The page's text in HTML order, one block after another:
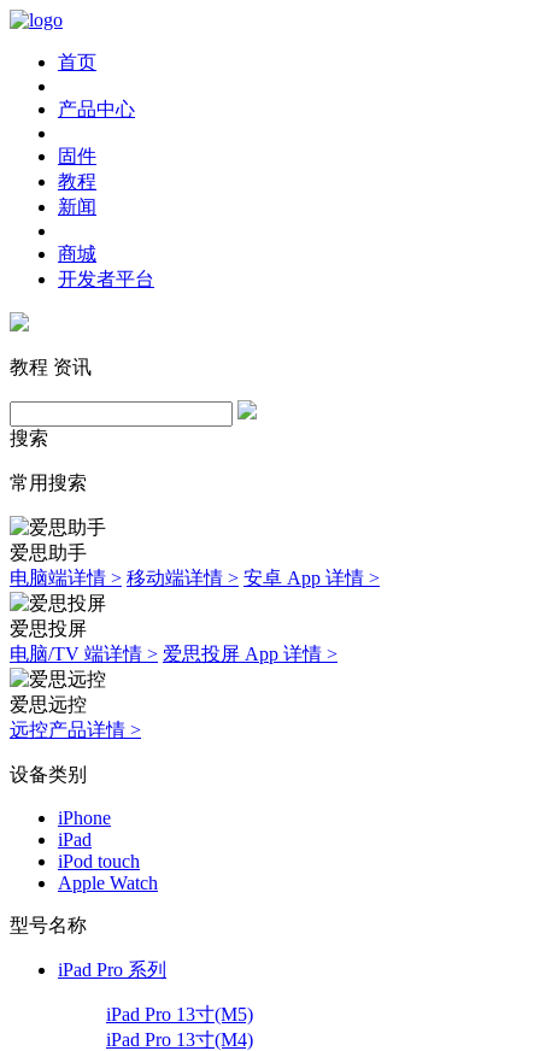
首页
产品中心
固件
教程
新闻
商城
开发者平台
教程 资讯
搜索
常用搜索
爱思助手
电脑端详情 > 移动端详情 > 安卓 App 详情 >
爱思投屏
电脑/TV 端详情 > 爱思投屏 App 详情 >
爱思远控
远控产品详情 >
设备类别
iPhone
iPad
iPod touch
Apple Watch
型号名称
iPad Pro 系列
iPad Pro 13寸(M5)
iPad Pro 13寸(M4)